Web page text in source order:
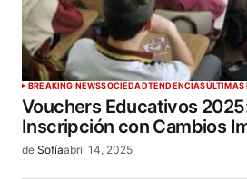
BREAKING NEWSSOCIEDADTENDENCIASÚLTIMAS
Vouchers Educativos
Inscripción con Cambios
de Sofíaabril 14, 2025